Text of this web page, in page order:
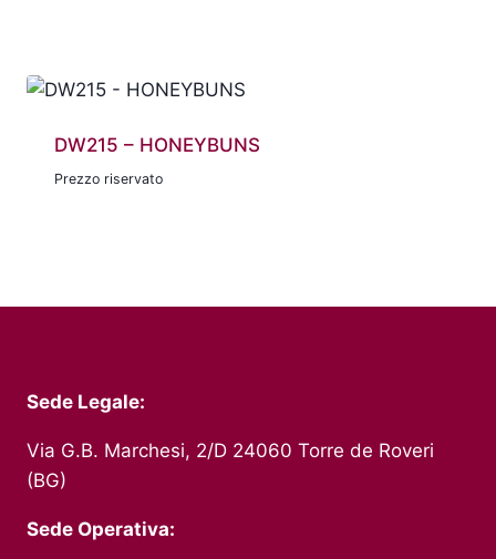
DW215 – HONEYBUNS
Prezzo riservato
Sede Legale:
Via G.B. Marchesi, 2/D 24060 Torre de Roveri
(BG)
Sede Operativa: